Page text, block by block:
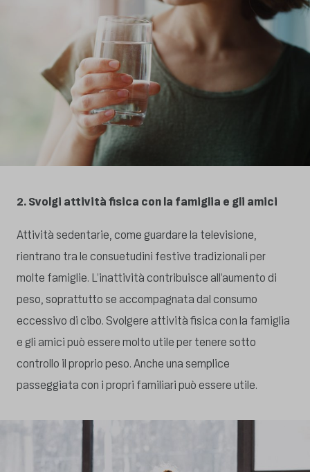
2. Svolgi attività fisica con la famiglia e gli amici
Attività sedentarie, come guardare la televisione,
rientrano tra le consuetudini festive tradizionali per
molte famiglie. L’inattività contribuisce all’aumento di
peso, soprattutto se accompagnata dal consumo
eccessivo di cibo. Svolgere attività fisica con la famiglia
e gli amici può essere molto utile per tenere sotto
controllo il proprio peso. Anche una semplice
passeggiata con i propri familiari può essere utile.